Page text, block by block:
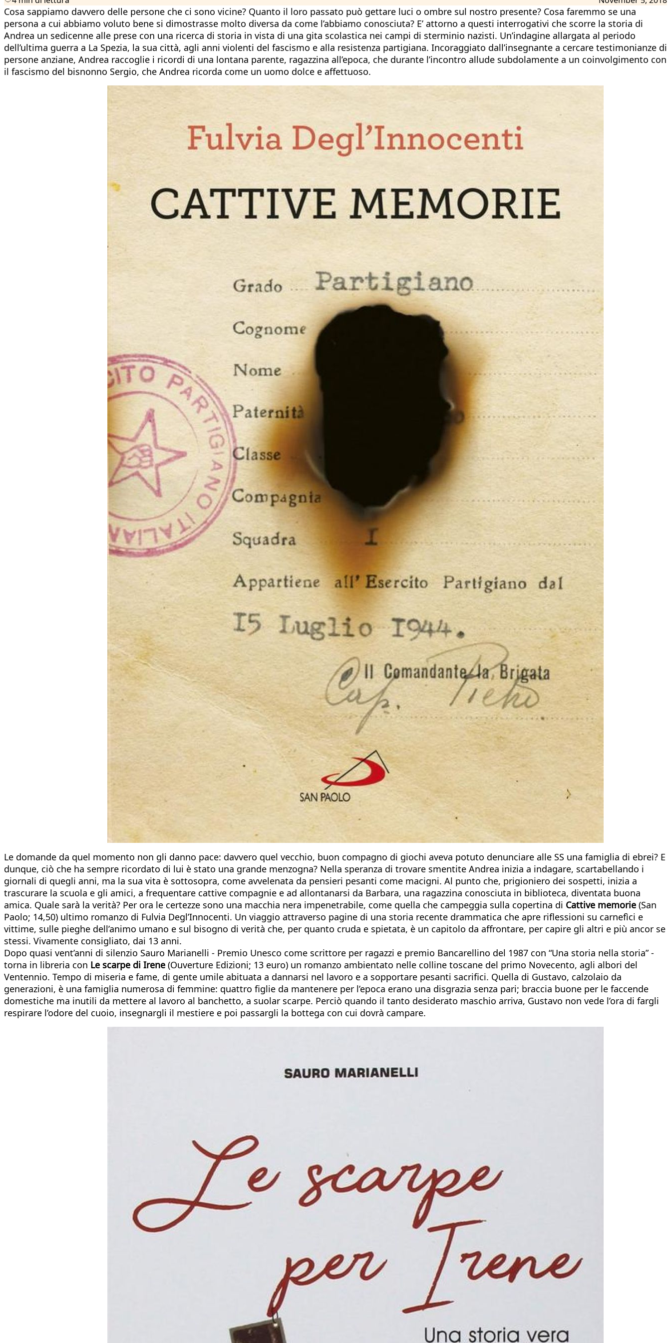
Cosa sappiamo davvero delle persone che ci sono vicine? Quanto il loro passato può gettare luci o ombre sul nostro presente? Cosa faremmo se una
persona a cui abbiamo voluto bene si dimostrasse molto diversa da come l’abbiamo conosciuta? E’ attorno a questi interrogativi che scorre la storia di
Andrea un sedicenne alle prese con una ricerca di storia in vista di una gita scolastica nei campi di sterminio nazisti. Un’indagine allargata al periodo
dell’ultima guerra a La Spezia, la sua città, agli anni violenti del fascismo e alla resistenza partigiana. Incoraggiato dall’insegnante a cercare testimonianze di
persone anziane, Andrea raccoglie i ricordi di una lontana parente, ragazzina all’epoca, che durante l’incontro allude subdolamente a un coinvolgimento con
il fascismo del bisnonno Sergio, che Andrea ricorda come un uomo dolce e affettuoso.
Le domande da quel momento non gli danno pace: davvero quel vecchio, buon compagno di giochi aveva potuto denunciare alle SS una famiglia di ebrei? E
dunque, ciò che ha sempre ricordato di lui è stato una grande menzogna? Nella speranza di trovare smentite Andrea inizia a indagare, scartabellando i
giornali di quegli anni, ma la sua vita è sottosopra, come avvelenata da pensieri pesanti come macigni. Al punto che, prigioniero dei sospetti, inizia a
trascurare la scuola e gli amici, a frequentare cattive compagnie e ad allontanarsi da Barbara, una ragazzina conosciuta in biblioteca, diventata buona
amica. Quale sarà la verità? Per ora le certezze sono una macchia nera impenetrabile, come quella che campeggia sulla copertina di Cattive memorie (San
Paolo; 14,50) ultimo romanzo di Fulvia Degl’Innocenti. Un viaggio attraverso pagine di una storia recente drammatica che apre riflessioni su carnefìci e
vittime, sulle pieghe dell’animo umano e sul bisogno di verità che, per quanto cruda e spietata, è un capitolo da affrontare, per capire gli altri e più ancor se
stessi. Vivamente consigliato, dai 13 anni.
Dopo quasi vent’anni di silenzio Sauro Marianelli - Premio Unesco come scrittore per ragazzi e premio Bancarellino del 1987 con “Una storia nella storia” -
torna in libreria con Le scarpe di Irene (Ouverture Edizioni; 13 euro) un romanzo ambientato nelle colline toscane del primo Novecento, agli albori del
Ventennio. Tempo di miseria e fame, di gente umile abituata a dannarsi nel lavoro e a sopportare pesanti sacrifici. Quella di Gustavo, calzolaio da
generazioni, è una famiglia numerosa di femmine: quattro figlie da mantenere per l’epoca erano una disgrazia senza pari; braccia buone per le faccende
domestiche ma inutili da mettere al lavoro al banchetto, a suolar scarpe. Perciò quando il tanto desiderato maschio arriva, Gustavo non vede l’ora di fargli
respirare l’odore del cuoio, insegnargli il mestiere e poi passargli la bottega con cui dovrà campare.